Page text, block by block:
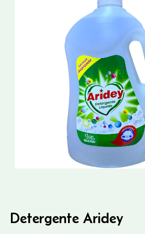
Detergente Aridey